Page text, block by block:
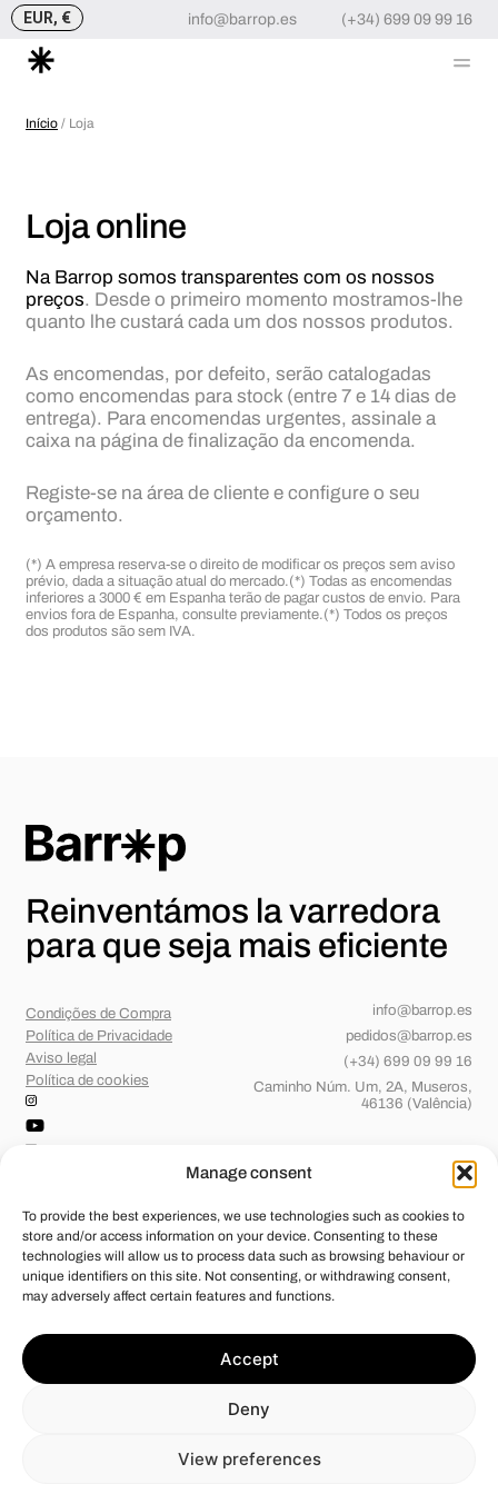
Manage consent
To provide the best experiences, we use technologies such as cookies to
store and/or access information on your device. Consenting to these
technologies will allow us to process data such as browsing behaviour or
unique identifiers on this site. Not consenting, or withdrawing consent,
may adversely affect certain features and functions.
Accept
Deny
View preferences
content
info@barrop.es (+34) 699 09 99 16
EUR, €
Início / Loja
Loja online
Na Barrop somos transparentes com os nossos
preços. Desde o primeiro momento mostramos-lhe
quanto lhe custará cada um dos nossos produtos.
As encomendas, por defeito, serão catalogadas
como encomendas para stock (entre 7 e 14 dias de
entrega). Para encomendas urgentes, assinale a
caixa na página de finalização da encomenda.
Registe-se na área de cliente e configure o seu
orçamento.
(*) A empresa reserva-se o direito de modificar os preços sem aviso
prévio, dada a situação atual do mercado. (*) Todas as encomendas
inferiores a 3000 € em Espanha terão de pagar custos de envio. Para
envios fora de Espanha, consulte previamente. (*) Todos os preços
dos produtos são sem IVA.
Reinventámos la varredora
para que seja mais eficiente
info@barrop.es
pedidos@barrop.es
(+34) 699 09 99 16
Caminho Núm. Um, 2A, Museros,
46136 (Valência)
objetivo é o reforço do crescimento sustentável e a competitividade
das PME, e graças ao qual pôs em marcha um Plano de Ação com o
digital, da promoção online e do comércio eletrónico em mercados
#EuropaSeSiente”
Condições de Compra
Política de Privacidade
Aviso legal
Política de cookies